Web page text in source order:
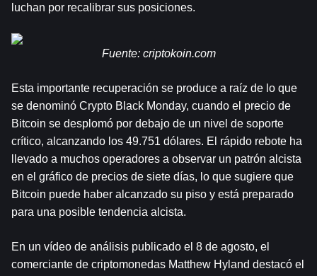
luchan por recalibrar sus posiciones.
Fuente: criptokoin.com
Esta importante recuperación se produce a raíz de lo que
se denominó Crypto Black Monday, cuando el precio de
Bitcoin se desplomó por debajo de un nivel de soporte
crítico, alcanzando los 49.751 dólares. El rápido rebote ha
llevado a muchos operadores a observar un patrón alcista
en el gráfico de precios de siete días, lo que sugiere que
Bitcoin puede haber alcanzado su piso y está preparado
para una posible tendencia alcista.
En un vídeo de análisis publicado el 8 de agosto, el
comerciante de criptomonedas Matthew Hyland destacó el